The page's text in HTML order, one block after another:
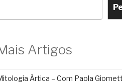
Artigos
Ártica – Com Paola